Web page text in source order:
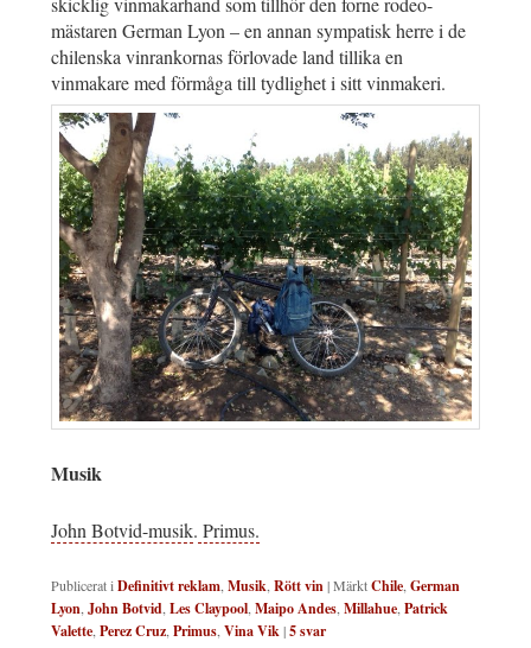
mästaren German Lyon – en annan sympatisk herre i de
chilenska vinrankornas förlovade land tillika en
vinmakare med förmåga till tydlighet i sitt vinmakeri.
Musik
John Botvid-musik. Primus.
Publicerat i Definitivt reklam Musik Rött vin|MärktChile German
Lyon John Botvid Les Claypool Maipo Andes Millahue Patrick
Valette Perez Cruz Primus Vina Vik|5svar